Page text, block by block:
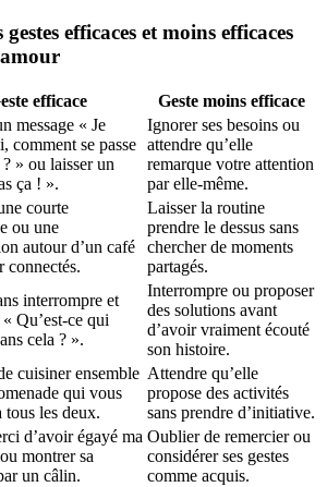
efficaces et moins efficaces
efficace Geste moins efficace
message « Je
comment se passe
» ou laisser un
ça ! ».
Ignorer ses besoins ou
attendre qu’elle
remarque votre attention
par elle-même.
courte
ou une
autour d’un café
connectés.
Laisser la routine
prendre le dessus sans
chercher de moments
partagés.
interrompre et
Qu’est-ce qui
cela ? ».
Interrompre ou proposer
des solutions avant
d’avoir vraiment écouté
son histoire.
cuisiner ensemble
qui vous
tous les deux.
Attendre qu’elle
propose des activités
sans prendre d’initiative.
d’avoir égayé ma
montrer sa
un câlin.
Oublier de remercier ou
considérer ses gestes
comme acquis.